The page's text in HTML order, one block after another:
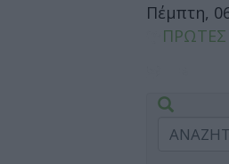
Πέμπτη,
ΠΡΩΤΕΣ